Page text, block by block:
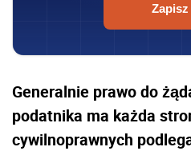
Zapisz
Generalnie prawo do
podatnika ma każda
cywilnoprawnych